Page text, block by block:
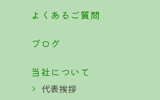
よくあるご質問
ブログ
当社について
代表挨拶